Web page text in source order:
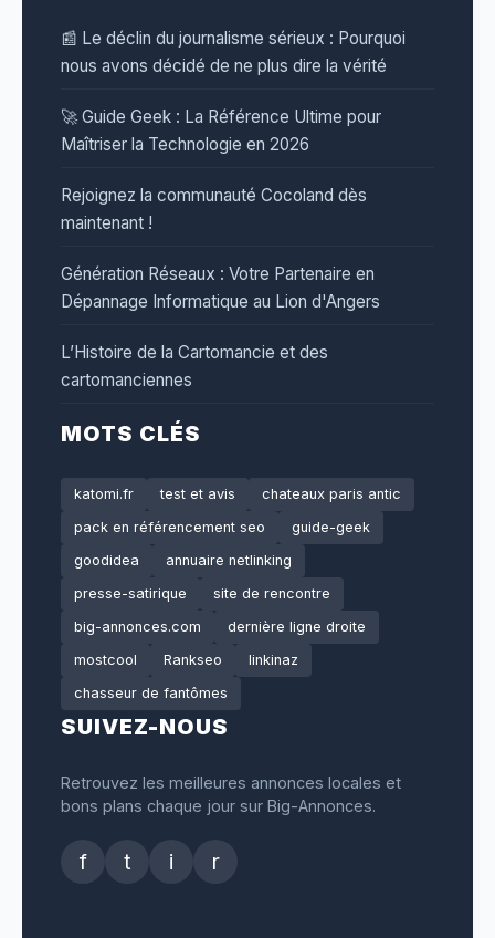
📰 Le déclin du journalisme sérieux : Pourquoi
nous avons décidé de ne plus dire la vérité
🚀 Guide Geek : La Référence Ultime pour
Maîtriser la Technologie en 2026
Rejoignez la communauté Cocoland dès
maintenant !
Génération Réseaux : Votre Partenaire en
Dépannage Informatique au Lion d'Angers
L’Histoire de la Cartomancie et des
cartomanciennes
MOTS CLÉS
katomi.fr test et avis
chateaux paris antic
pack en référencement seo
guide-geek
goodidea
annuaire netlinking
presse-satirique
site de rencontre
big-annonces.com
dernière ligne droite
mostcool
Rankseo
linkinaz
chasseur de fantômes
SUIVEZ-NOUS
Retrouvez les meilleures annonces locales et
bons plans chaque jour sur Big-Annonces.
f t i r